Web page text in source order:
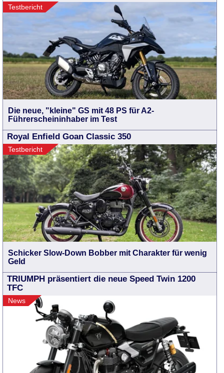
Testbericht
Die neue, "kleine" GS mit 48 PS für A2-
Führerscheininhaber im Test
Royal Enfield Goan Classic 350
Testbericht
Schicker Slow-Down Bobber mit Charakter für wenig
Geld
TRIUMPH präsentiert die neue Speed Twin 1200
TFC
News